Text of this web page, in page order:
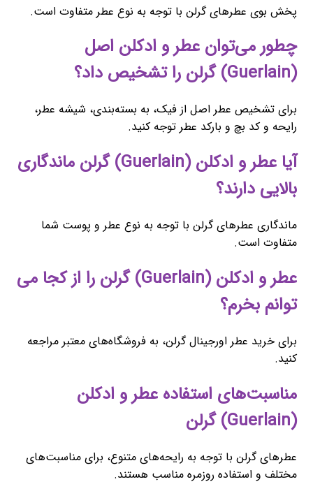
پخش بوی عطرهای گرلن با توجه به نوع عطر متفاوت است.
چطور می‌توان عطر و ادکلن اصل
(Guerlain) گرلن را تشخیص داد؟
برای تشخیص عطر اصل از فیک، به بسته‌بندی، شیشه عطر،
رایحه و کد بچ و بارکد عطر توجه کنید.
آیا عطر و ادکلن (Guerlain) گرلن ماندگاری
بالایی دارند؟
ماندگاری عطرهای گرلن با توجه به نوع عطر و پوست شما
متفاوت است.
عطر و ادکلن (Guerlain) گرلن را از کجا می
توانم بخرم؟
برای خرید عطر اورجینال گرلن، به فروشگاه‌های معتبر مراجعه
کنید.
مناسبت‌های استفاده عطر و ادکلن
(Guerlain) گرلن
عطرهای گرلن با توجه به رایحه‌های متنوع، برای مناسبت‌های
مختلف و استفاده روزمره مناسب هستند.